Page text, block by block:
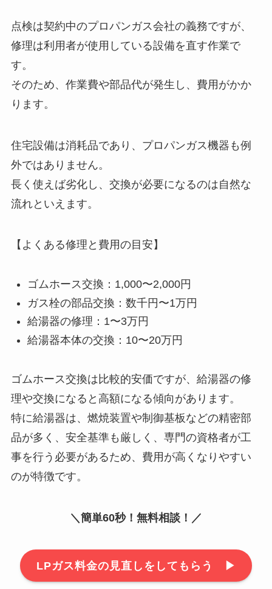
点検は契約中のプロパンガス会社の義務ですが、
修理は利用者が使用している設備を直す作業で
す。
そのため、作業費や部品代が発生し、費用がかか
ります。
住宅設備は消耗品であり、プロパンガス機器も例
外ではありません。
長く使えば劣化し、交換が必要になるのは自然な
流れといえます。
【よくある修理と費用の目安】
ゴムホース交換：1,000〜2,000円
ガス栓の部品交換：数千円〜1万円
給湯器の修理：1〜3万円
給湯器本体の交換：10〜20万円
ゴムホース交換は比較的安価ですが、給湯器の修
理や交換になると高額になる傾向があります。
特に給湯器は、燃焼装置や制御基板などの精密部
品が多く、安全基準も厳しく、専門の資格者が工
事を行う必要があるため、費用が高くなりやすい
のが特徴です。
＼簡単60秒！無料相談！／
LPガス料金の見直しをしてもらう ▶︎